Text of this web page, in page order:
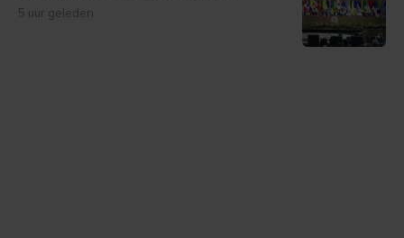
5 uur geleden